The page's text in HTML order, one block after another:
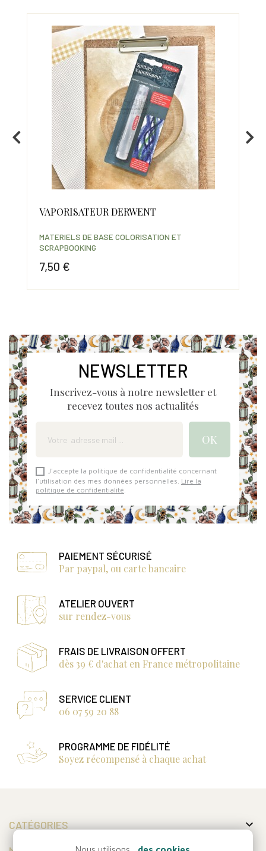
VAPORISATEUR DERWENT
7,50 €
MATERIELS DE BASE COLORISATION ET
SCRAPBOOKING
NEWSLETTER
Inscrivez-vous à notre newsletter et
recevez toutes nos actualités
J'accepte la politique de confidentialité concernant
l'utilisation des mes données personnelles. Lire la
politique de confidentialité
PAIEMENT SÉCURISÉ
Par paypal, ou carte bancaire
ATELIER OUVERT
sur rendez-vous
FRAIS DE LIVRAISON OFFERT
dès 39 € d'achat en France métropolitaine
SERVICE CLIENT
06 07 59 20 88
PROGRAMME DE FIDÉLITÉ
Soyez récompensé à chaque achat
CATÉGORIES 